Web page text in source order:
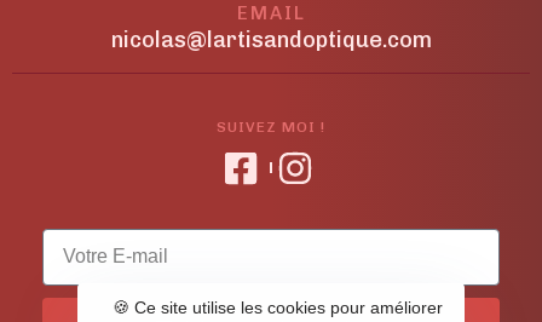
EMAIL
nicolas@lartisandoptique.com
SUIVEZ MOI !
🍪 Ce site utilise les cookies pour améliorer